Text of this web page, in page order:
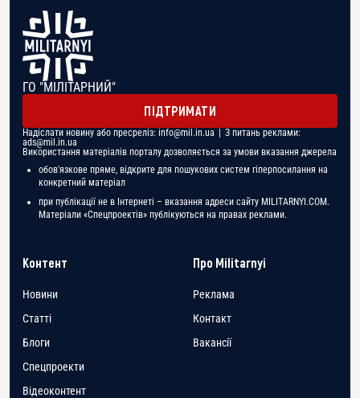
ГО "МІЛІТАРНИЙ"
ПІДТРИМАТИ
Надіслати новину або пресреліз: info@mil.in.ua | З питань реклами:
ads@mil.in.ua
Використання матеріалів порталу дозволяється за умови вказання джерела
обов'язкове пряме, відкрите для пошукових систем гіперпосилання на
конкретний матеріал
при публікації не в Інтернеті – вказання адреси сайту MILITARNYI.COM.
Матеріали «Спецпроектів» публікуються на правах реклами.
Контент
Новини
Статті
Блоги
Спецпроекти
Відеоконтент
Про Militarnyi
Реклама
Контакт
Вакансії